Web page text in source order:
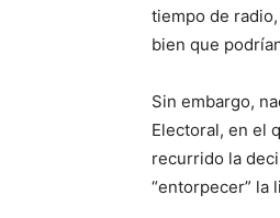
tiempo de
bien que
Sin embargo,
Electoral, en el
recurrido la
“entorpecer” la